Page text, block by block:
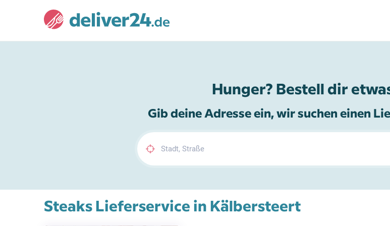
Hunger? Bestell dir
Gib deine Adresse ein, wir suchen einen
Steaks Lieferservice in Kälbersteert